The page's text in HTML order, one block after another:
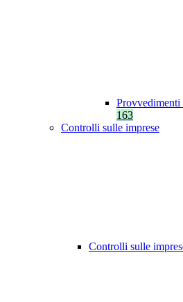
163
Controlli sulle imprese
Controlli sulle